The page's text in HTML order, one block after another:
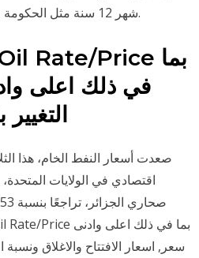
شهر 12 سنة مثل الحكومة والوكالات التنظيمية وشركات النفط المتنوعة وقنوات الإعلام الرئيسية.
في ذلك اعلى